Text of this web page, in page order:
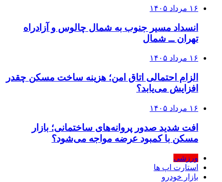
۱۶ مرداد ۱۴۰۵
انسداد مسیر جنوب به شمال چالوس و آزادراه
تهران ــ شمال
۱۶ مرداد ۱۴۰۵
الزام احتمالی اتاق امن؛ هزینه ساخت مسکن چقدر
افزایش می‌یابد؟
۱۶ مرداد ۱۴۰۵
افت شدید صدور پروانه‌های ساختمانی؛ بازار
مسکن با کمبود عرضه مواجه می‌شود؟
ورزشی
استارت اپ ها
بازار خودرو